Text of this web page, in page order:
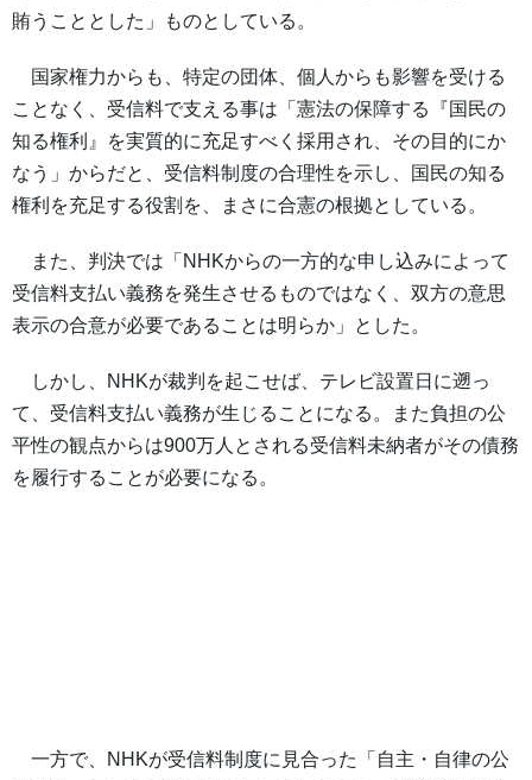
賄うこととした」ものとしている。
国家権力からも、特定の団体、個人からも影響を受ける
ことなく、受信料で支える事は「憲法の保障する『国民の
知る権利』を実質的に充足すべく採用され、その目的にか
なう」からだと、受信料制度の合理性を示し、国民の知る
権利を充足する役割を、まさに合憲の根拠としている。
また、判決では「NHKからの一方的な申し込みによって
受信料支払い義務を発生させるものではなく、双方の意思
表示の合意が必要であることは明らか」とした。
しかし、NHKが裁判を起こせば、テレビ設置日に遡っ
て、受信料支払い義務が生じることになる。また負担の公
平性の観点からは900万人とされる受信料未納者がその債務
を履行することが必要になる。
一方で、NHKが受信料制度に見合った「自主・自律の公